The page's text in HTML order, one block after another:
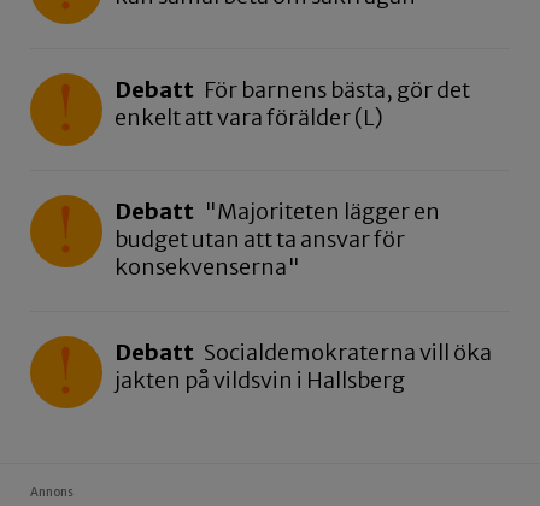
Debatt För barnens bästa, gör det
enkelt att vara förälder (L)
Debatt "Majoriteten lägger en
budget utan att ta ansvar för
konsekvenserna"
Debatt Socialdemokraterna vill öka
jakten på vildsvin i Hallsberg
Annons